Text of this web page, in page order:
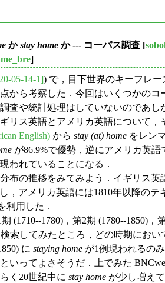
かstay home か --- コーパス調査 [
]
05-14-1]) で，目下世界のキーフレ
から考察した．今回はいくつかの
査や統計処理はしていないのであし
リス英語とアメリカ英語について，
English) から stay (at) home をレン
が86.9%で優勢，逆にアメリカ英
われていることになる．
布の推移をみてみよう．イギリス英
，アメリカ英語には1810年以降の
利用した．
(1710--1780)，第2期 (1780--1850)，
索してみたところ，どの時期にお
に staying home が1例現われるの
いってよさそうだ．上でみた
く20世紀中に stay home が少し増え